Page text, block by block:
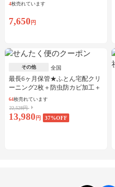
4枚売れています
7,650 円
その他 全国
最長6ヶ月保管★ふとん宅配クリ
ーニング2枚＋防虫防カビ加工＋
しみ抜き
64枚売れています
22,528円
13,980 円 37%OFF